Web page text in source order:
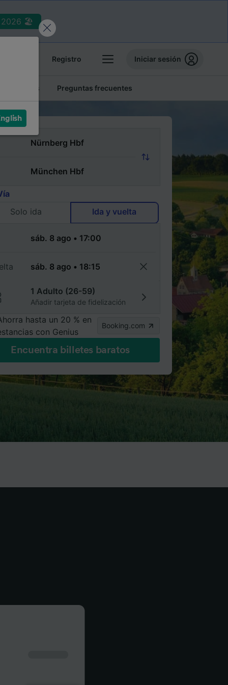
2026 🏖️
Registro Iniciar sesión
baratos Preguntas frecuentes
Solo ida
Ida y vuelta
1 Adulto (26-59)
Añadir tarjeta de fidelización
hasta un 20 % en
con Genius
Booking.com
Encuentra billetes baratos